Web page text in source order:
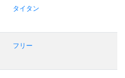
タイタン
フリー